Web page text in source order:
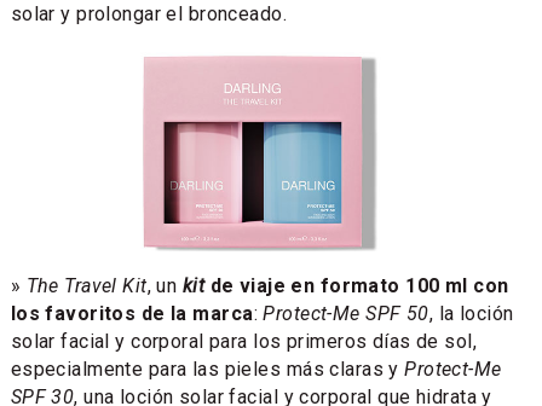
solar y prolongar el bronceado.
» The Travel Kit, un kit de viaje en formato 100 ml con
los favoritos de la marca:Protect-Me SPF 50, la loción
solar facial y corporal para los primeros días de sol,
especialmente para las pieles más claras yProtect-Me
SPF 30, una loción solar facial y corporal que hidrata y